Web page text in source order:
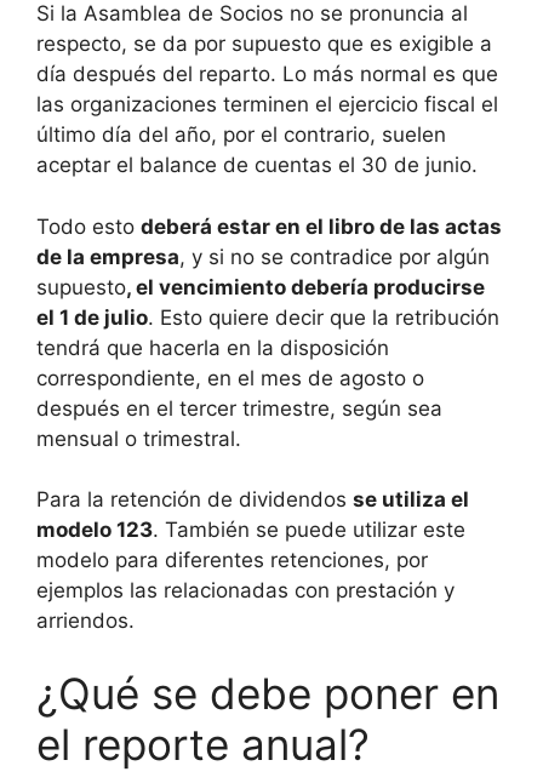
Si la Asamblea de Socios no se pronuncia al
respecto, se da por supuesto que es exigible a
día después del reparto. Lo más normal es que
las organizaciones terminen el ejercicio fiscal el
último día del año, por el contrario, suelen
aceptar el balance de cuentas el 30 de junio.
Todo esto deberá estar en el libro de las actas
de la empresa, y si no se contradice por algún
supuesto, el vencimiento debería producirse
el 1 de julio. Esto quiere decir que la retribución
tendrá que hacerla en la disposición
correspondiente, en el mes de agosto o
después en el tercer trimestre, según sea
mensual o trimestral.
Para la retención de dividendos se utiliza el
modelo 123. También se puede utilizar este
modelo para diferentes retenciones, por
ejemplos las relacionadas con prestación y
arriendos.
¿Qué se debe poner en
el reporte anual?